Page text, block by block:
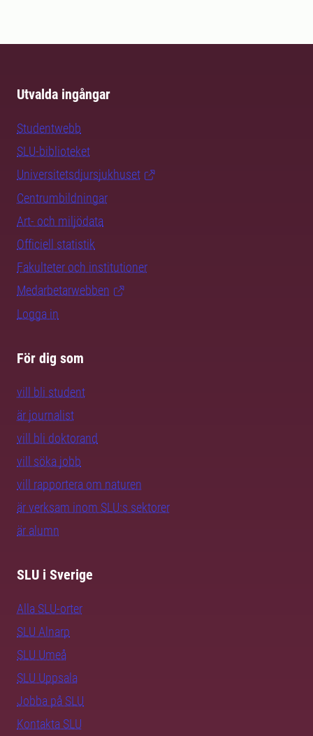
Utvalda ingångar
Studentwebb
SLU-biblioteket
Universitetsdjursjukhuset
Centrumbildningar
Art- och miljödata
Officiell statistik
Fakulteter och institutioner
Medarbetarwebben
Logga in
För dig som
vill bli student
är journalist
vill bli doktorand
vill söka jobb
vill rapportera om naturen
är verksam inom SLU:s sektorer
är alumn
SLU i Sverige
Alla SLU-orter
SLU Alnarp
SLU Umeå
SLU Uppsala
Jobba på SLU
Kontakta SLU